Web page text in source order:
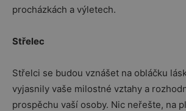
procházkách a výletech.
Střelec
Střelci se budou vznášet na obláčku
vyjasnily vaše milostné vztahy a
prospěchu vaší osoby. Nic neřešte, na